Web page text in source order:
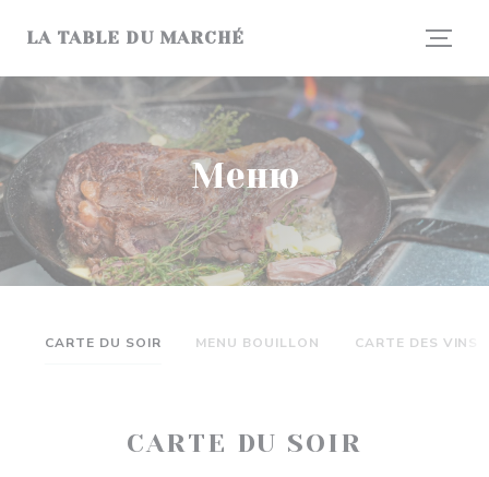
LA TABLE DU MARCHÉ
Меню
CARTE DU SOIR MENU BOUILLON CARTE DES VINS
CARTE DU SOIR